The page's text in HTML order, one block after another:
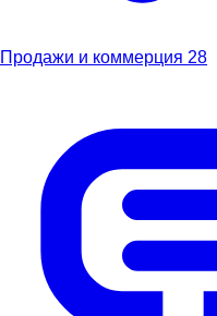
Продажи и коммерция 28